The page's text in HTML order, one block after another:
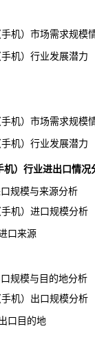
）市场需求规模
）行业发展潜力
）市场需求规模
）行业发展潜力
机）行业进出口情况
规模与来源分析
）进口规模分析
来源
规模与目的地分析
）出口规模分析
目的地